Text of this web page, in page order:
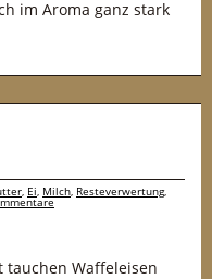
im Aroma ganz stark
, Ei, Milch, Resteverwertung,
tauchen Waffeleisen